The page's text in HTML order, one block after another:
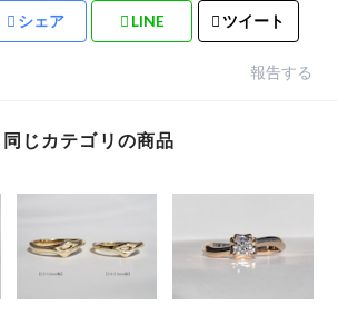
シェア LINE ツイート
報告する
同じカテゴリの商品